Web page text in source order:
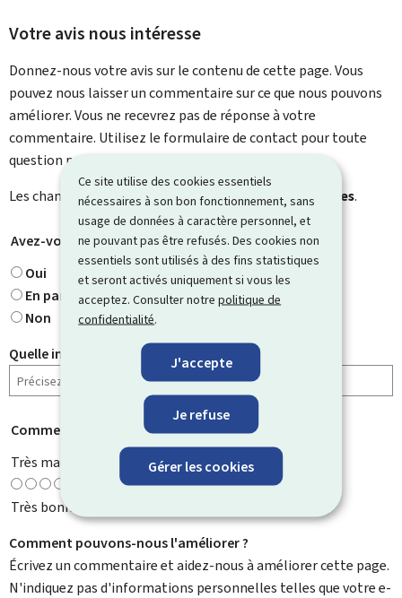
Ce site utilise des cookies essentiels
nécessaires à son bon fonctionnement, sans
usage de données à caractère personnel, et
ne pouvant pas être refusés. Des cookies non
essentiels sont utilisés à des fins statistiques
et seront activés uniquement si vous les
acceptez. Consulter notrepolitique de
confidentialité.
J'accepte
Je refuse
Gérer les cookies
Votre avis nous intéresse
Donnez-nous votre avis sur le contenu de cette page. Vous
pouvez nous laisser un commentaire sur ce que nous pouvons
améliorer. Vous ne recevrez pas de réponse à votre
commentaire. Utilisez le formulaire de contact pour toute
question particulière.
Les champs marqués d’une étoile ( * ) sontobligatoires.
Avez-vous trouvé ce que vous cherchiez ? *
Oui
En partie
Non
Quelle information cherchiez-vous ?
Comment évaluez-vous cette page ? *
Très mauvaise
Très bonne
Comment pouvons-nous l'améliorer ?
Écrivez un commentaire et aidez-nous à améliorer cette page.
N'indiquez pas d'informations personnelles telles que votre e-